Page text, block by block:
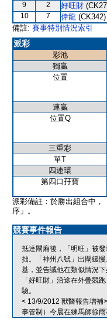
9
2 好旺財
10
7 偉龍 (CK342)
備註: 賽事特別情況索引
派彩
彩池
獨贏
位置
連贏
位置Q
三重彩
單T
四連環
第四口孖寶
派彩備註：於勝出組合中，
序」。
競賽事件報告
抵達閘廂後，「明旺」被
拙。「神州八號」出閘緩
基，並告誡他在類似情況
「好旺財」沿途在外疊競
驗。
< 13/9/2012 獸醫報告增補
事管制）今晨在練馬師徐